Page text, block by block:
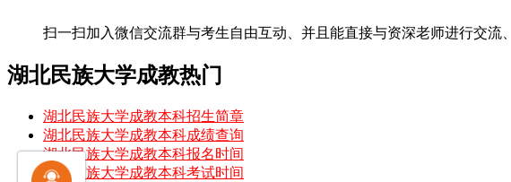
扫一扫加入微信交流群与考生自由互动、并且能直接与资深老师进行交流
湖北民族大学成教热门
湖北民族大学成教本科招生简章
湖北民族大学成教本科成绩查询
湖北民族大学成教本科报名时间
湖北民族大学成教本科考试时间